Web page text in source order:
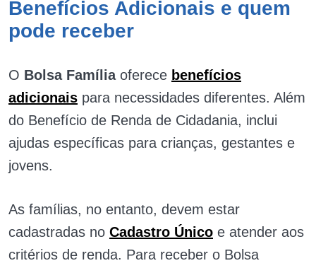
Benefícios Adicionais e quem
pode receber
O Bolsa Famíliaoferece benefícios
adicionais para necessidades diferentes. Além
do Benefício de Renda de Cidadania, inclui
ajudas específicas para crianças, gestantes e
jovens.
As famílias, no entanto, devem estar
cadastradas no Cadastro Único e atender aos
critérios de renda. Para receber o Bolsa